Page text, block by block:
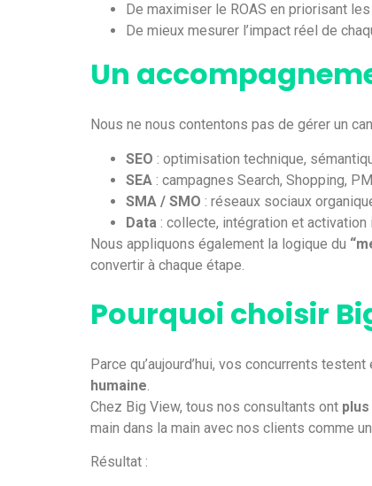
De maximiser le ROAS en priorisant
De mieux mesurer l’impact réel de
Un
Nous ne nous contentons pas de gérer un
SEO : optimisation technique,
SEA : campagnes Search, Shopping,
SMA / SMO : réseaux sociaux
Data : collecte, intégration et activation
Nous appliquons également la logique du
convertir à chaque étape.
Pourquoi choisir
Parce qu’aujourd’hui, vos concurrents
humaine.
Chez Big View, tous nos consultants ont
main dans la main avec nos clients comme
Résultat :